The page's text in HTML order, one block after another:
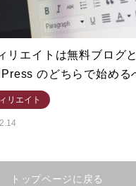
リエイトは無料ブログと
のどちらで始め
リエイト
トップページに戻る